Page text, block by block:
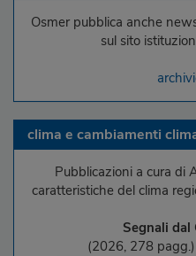
Osmer pubblica anche
sul sito
clima e cambiamenti
Pubblicazioni a cura di
caratteristiche del clima
Segnali dal
(2026, 278 pagg.)